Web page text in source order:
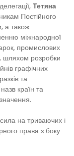
Тетяна
Постійного
а також
міжнародної
промислових
шляхом розробки
графічних
та
країн та
на триваючих і
права з боку